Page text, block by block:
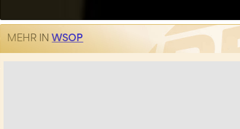
MEHR IN WSOP